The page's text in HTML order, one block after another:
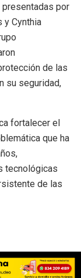
por
y Cynthia
de las
su seguridad,
fortalecer el
que ha
tecnológicas
de las